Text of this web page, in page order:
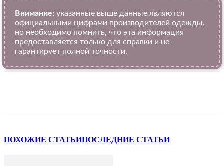
Внимание: указанные выше данные являются
официальными цифрами производителей одежды,
но необходимо помнить, что эта информация
предоставляется только для справки и не
гарантирует полной точности.
ПОХОЖИЕ СТАТЬИПОСЛЕДНИЕ СТАТЬИ